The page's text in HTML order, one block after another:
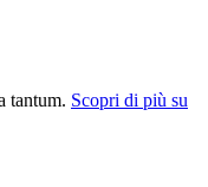
tantum. Scopri di più su